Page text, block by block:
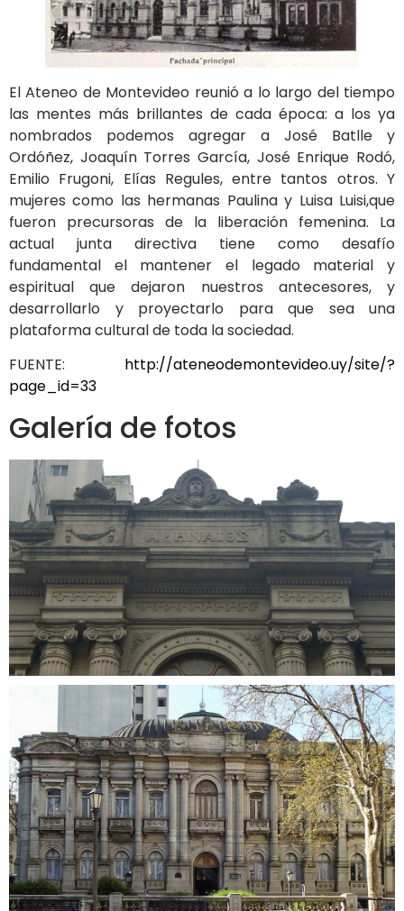
El Ateneo de Montevideo reunió a lo largo del tiempo
las mentes más brillantes de cada época: a los ya
nombrados podemos agregar a José Batlle y
Ordóñez, Joaquín Torres García, José Enrique Rodó,
Emilio Frugoni, Elías Regules, entre tantos otros. Y
mujeres como las hermanas Paulina y Luisa Luisi,que
fueron precursoras de la liberación femenina. La
actual junta directiva tiene como desafío
fundamental el mantener el legado material y
espiritual que dejaron nuestros antecesores, y
desarrollarlo y proyectarlo para que sea una
plataforma cultural de toda la sociedad.
FUENTE: http://ateneodemontevideo.uy/site/?
page_id=33
Galería de fotos